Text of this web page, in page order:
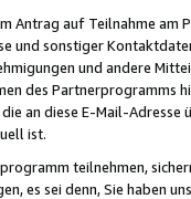
Antrag auf Teilnahme
und sonstiger
und andere
des Partnerprogramms
an diese E-Mail-
ist.
teilnehmen,
es sei denn, Sie haben